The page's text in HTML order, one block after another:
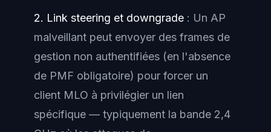
2. Link steering et downgrade : Un AP
malveillant peut envoyer des frames de
gestion non authentifiées (en l'absence
de PMF obligatoire) pour forcer un
client MLO à privilégier un lien
spécifique — typiquement la bande 2,4